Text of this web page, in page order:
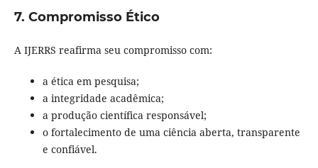
7. Compromisso Ético
A IJERRS reafirma seu compromisso com:
a ética em pesquisa;
a integridade acadêmica;
a produção científica responsável;
o fortalecimento de uma ciência aberta, transparente
e confiável.